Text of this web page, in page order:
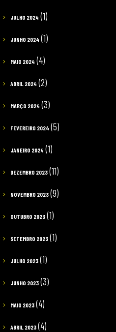
JULHO 2024 (1)
JUNHO 2024 (1)
MAIO 2024 (4)
ABRIL 2024 (2)
MARÇO 2024 (3)
FEVEREIRO 2024 (5)
JANEIRO 2024 (1)
DEZEMBRO 2023 (11)
NOVEMBRO 2023 (9)
OUTUBRO 2023 (1)
SETEMBRO 2023 (1)
JULHO 2023 (1)
JUNHO 2023 (3)
MAIO 2023 (4)
ABRIL 2023 (4)